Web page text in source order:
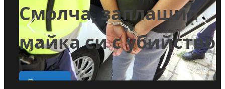
Смолча, заплашил
майка си с убийство
Прочети